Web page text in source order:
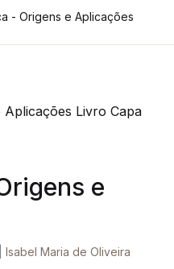
- Origens e Aplicações
e
Isabel Maria de Oliveira